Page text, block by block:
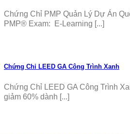
Chứng Chỉ PMP Quản Lý Dự Án
PMP® Exam: E-Learning [...]
Chứng Chỉ LEED GA Công Trình Xanh
Chứng Chỉ LEED GA Công Trình
giảm 60% dành [...]